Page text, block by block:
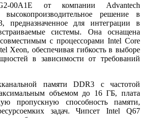
00A1E от компании Advantech
высокопроизводительное решение в
предназначенное для интеграции в
системы. Она оснащена
с процессорами Intel Core
Xeon, обеспечивая гибкость в выборе
в зависимости от требований
памяти DDR3 с частотой
объемом до 16 ГБ, плата
пропускную способность памяти,
задач. Чипсет Intel Q67